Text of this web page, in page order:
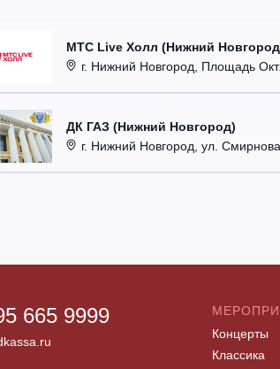
МТС Live Холл (Нижний
г. Нижний Новгород, Площадь
ДК ГАЗ (Нижний Новгород)
г. Нижний Новгород, ул.
665 9999
Концерты
Классика